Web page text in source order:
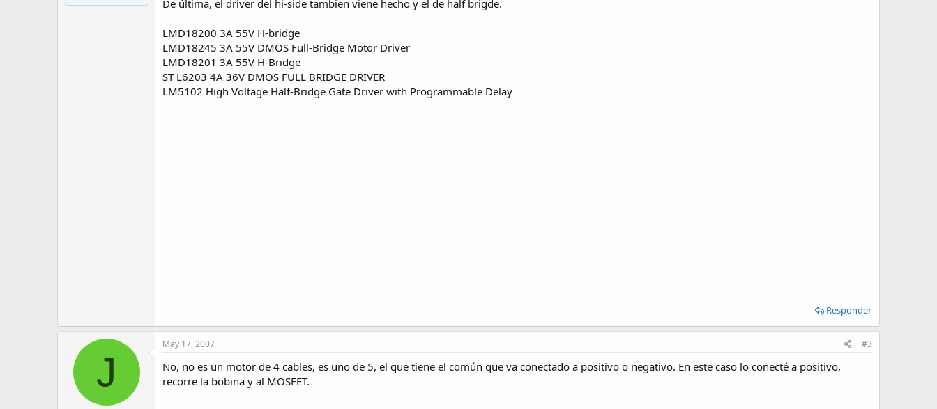
De última, el driver del hi-side tambien viene hecho y el de half brigde.
LMD18200 3A 55V H-bridge
LMD18245 3A 55V DMOS Full-Bridge Motor Driver
LMD18201 3A 55V H-Bridge
ST L6203 4A 36V DMOS FULL BRIDGE DRIVER
LM5102 High Voltage Half-Bridge Gate Driver with Programmable Delay
Responder
J
May 17, 2007 #3
No, no es un motor de 4 cables, es uno de 5, el que tiene el común que va conectado a positivo o negativo. En este caso lo conecté a positivo,
recorre la bobina y al MOSFET.